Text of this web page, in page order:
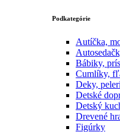
Podkategórie
Autíčka,
Bábiky,
Cumlíky,
Deky,
Detské
Detský
Drevené
Figúrky